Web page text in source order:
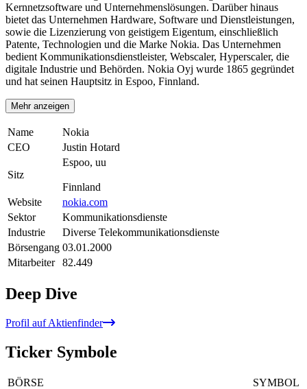
Kernnetzsoftware und Unternehmenslösungen. Darüber hinaus
bietet das Unternehmen Hardware, Software und Dienstleistungen,
sowie die Lizenzierung von geistigem Eigentum, einschließlich
Patente, Technologien und die Marke Nokia. Das Unternehmen
bedient Kommunikationsdienstleister, Webscaler, Hyperscaler, die
digitale Industrie und Behörden. Nokia Oyj wurde 1865 gegründet
und hat seinen Hauptsitz in Espoo, Finnland.
Mehr anzeigen
Name
Nokia
CEO
Justin Hotard
Sitz
Espoo, uu
Finnland
Website
nokia.com
Sektor
Kommunikationsdienste
Industrie
Diverse Telekommunikationsdienste
Börsengang 03.01.2000
Mitarbeiter
82.449
Deep Dive
Profil auf Aktienfinder
Ticker Symbole
BÖRSE
SYMBOL